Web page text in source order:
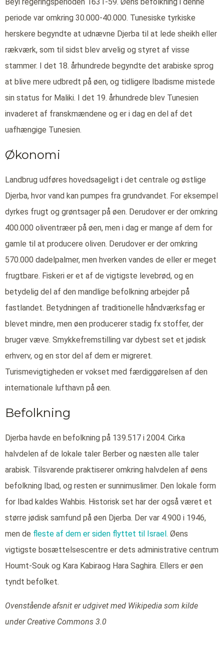
Beyi regeringsperioden 1631-59. Øens befolkning i denne
periode var omkring 30.000-40.000. Tunesiske tyrkiske
herskere begyndte at udnævne Djerba til at lede sheikh eller
rækværk, som til sidst blev arvelig og styret af visse
stammer. I det 18. århundrede begyndte det arabiske sprog
at blive mere udbredt på øen, og tidligere Ibadisme mistede
sin status for Maliki. I det 19. århundrede blev Tunesien
invaderet af franskmændene og er i dag en del af det
uafhængige Tunesien.
Økonomi
Landbrug udføres hovedsageligt i det centrale og østlige
Djerba, hvor vand kan pumpes fra grundvandet. For eksempel
dyrkes frugt og grøntsager på øen. Derudover er der omkring
400.000 oliventræer på øen, men i dag er mange af dem for
gamle til at producere oliven. Derudover er der omkring
570.000 dadelpalmer, men hverken vandes de eller er meget
frugtbare. Fiskeri er et af de vigtigste levebrød, og en
betydelig del af den mandlige befolkning arbejder på
fastlandet. Betydningen af traditionelle håndværksfag er
blevet mindre, men øen producerer stadig fx stoffer, der
bruger væve. Smykkefremstilling var dybest set et jødisk
erhverv, og en stor del af dem er migreret.
Turismevigtigheden er vokset med færdiggørelsen af den
internationale lufthavn på øen.
Befolkning
Djerba havde en befolkning på 139.517 i 2004. Cirka
halvdelen af de lokale taler Berber og næsten alle taler
arabisk. Tilsvarende praktiserer omkring halvdelen af øens
befolkning Ibad, og resten er sunnimuslimer. Den lokale form
for Ibad kaldes Wahbis. Historisk set har der også været et
større jødisk samfund på øen Djerba. Der var 4.900 i 1946,
men de fleste af dem er siden flyttet til Israel. Øens
vigtigste bosættelsescentre er dets administrative centrum
Houmt-Souk og Kara Kabiraog Hara Saghira. Ellers er øen
tyndt befolket.
Ovenstående afsnit er udgivet med Wikipedia som kilde
under Creative Commons 3.0